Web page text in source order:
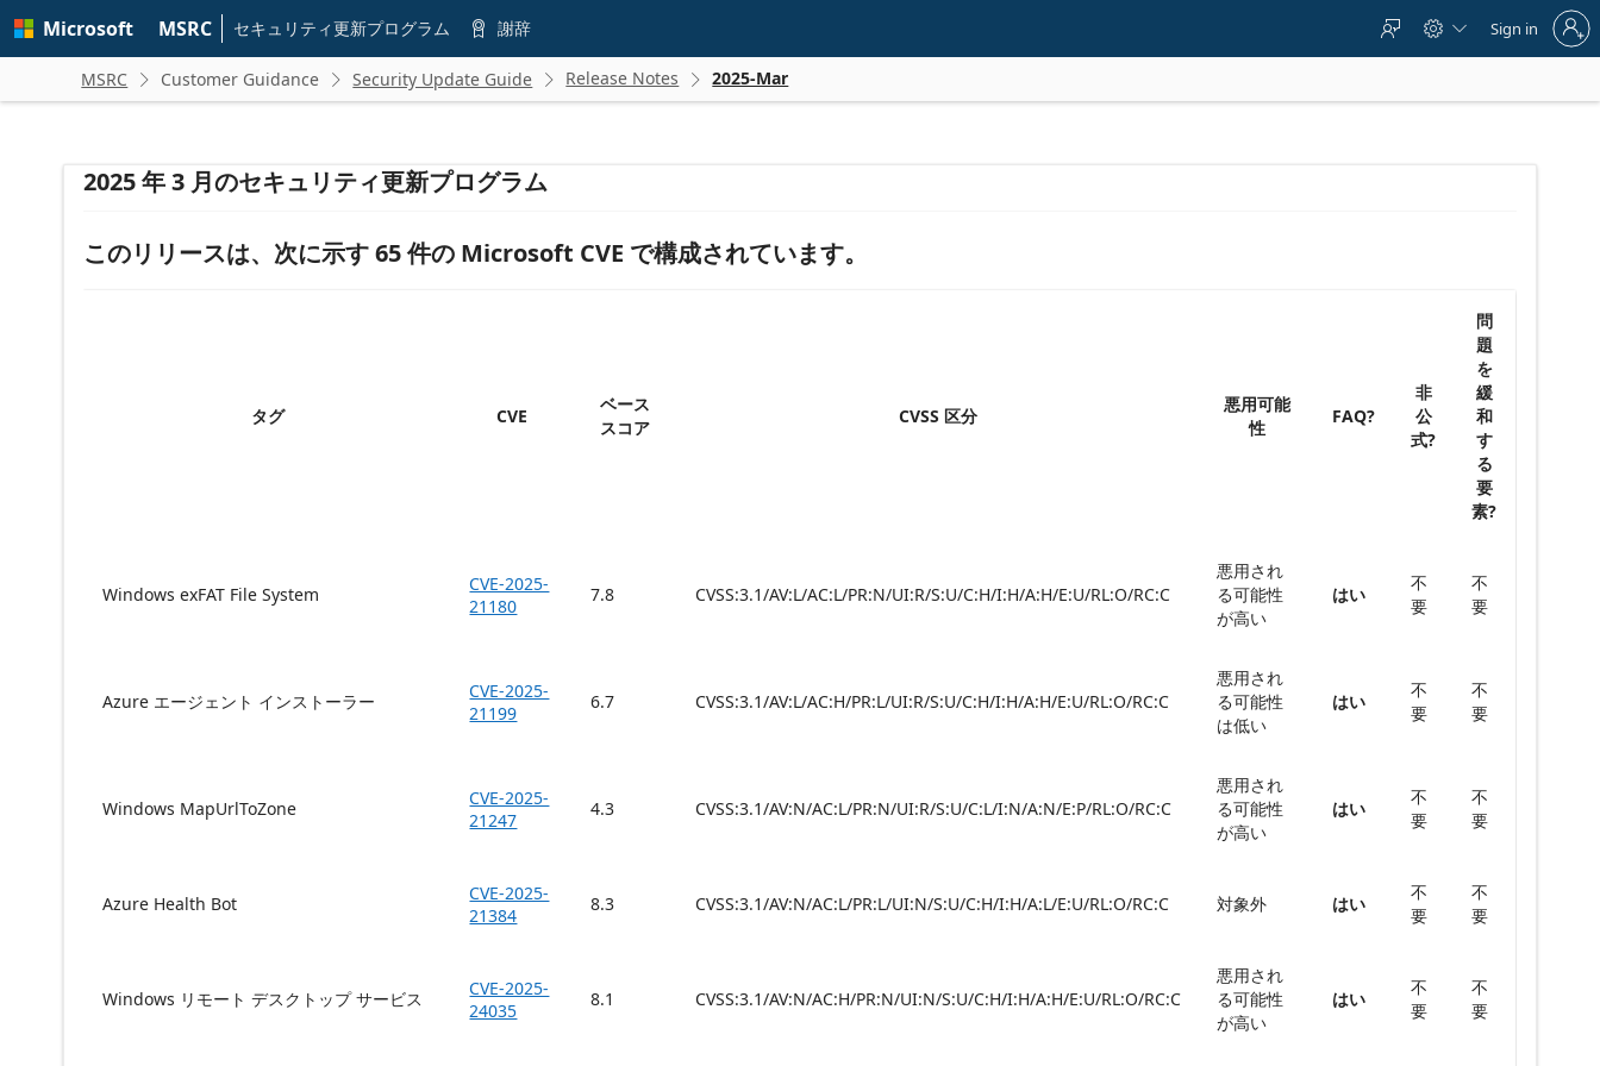
main
Microsoft MSRC セキュリティ更新プログラム  謝辞   
to
account
Sign in
MSRC  Customer Guidance  Security Update Guide  Release Notes  2025-Mar
2025 年 3 月のセキュリティ更新プログラム
このリリースは、次に示す 65 件の Microsoft CVE で構成されています。
タグ CVE
ベース
スコア
CVSS 区分
悪用可能
性
FAQ?
非
公
式?
問
題
を
緩
和
す
る
要
素?
Windows exFAT File System
CVE-2025-
21180
7.8 CVSS:3.1/AV:L/AC:L/PR:N/UI:R/S:U/C:H/I:H/A:H/E:U/RL:O/RC:C
悪用され
る可能性
が高い
はい
不
要
不
要
Azure エージェント インストーラー
CVE-2025-
21199
6.7 CVSS:3.1/AV:L/AC:H/PR:L/UI:R/S:U/C:H/I:H/A:H/E:U/RL:O/RC:C
悪用され
る可能性
は低い
はい
不
要
不
要
Windows MapUrlToZone
CVE-2025-
21247
4.3 CVSS:3.1/AV:N/AC:L/PR:N/UI:R/S:U/C:L/I:N/A:N/E:P/RL:O/RC:C
悪用され
る可能性
が高い
はい
不
要
不
要
Azure Health Bot
CVE-2025-
21384
8.3 CVSS:3.1/AV:N/AC:L/PR:L/UI:N/S:U/C:H/I:H/A:L/E:U/RL:O/RC:C 対象外 はい
不
要
不
要
Windows リモート デスクトップ サービス
CVE-2025-
24035
8.1 CVSS:3.1/AV:N/AC:H/PR:N/UI:N/S:U/C:H/I:H/A:H/E:U/RL:O/RC:C
悪用され
る可能性
が高い
はい
不
要
不
要